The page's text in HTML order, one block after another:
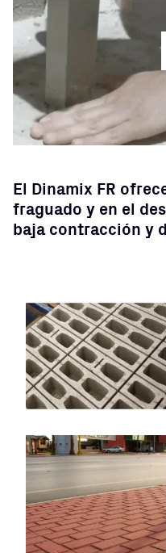
El Dinamix FR
fraguado y en el
baja contracción y